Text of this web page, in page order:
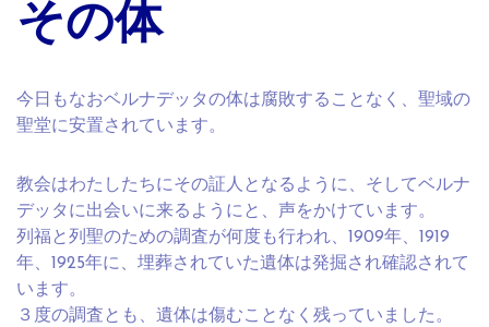
その体
今日もなおベルナデッタの体は腐敗することなく、聖域の
聖堂に安置されています。
教会はわたしたちにその証人となるように、そしてベルナ
デッタに出会いに来るようにと、声をかけています。
列福と列聖のための調査が何度も行われ、1909年、1919
年、1925年に、埋葬されていた遺体は発掘され確認されて
います。
３度の調査とも、遺体は傷むことなく残っていました。